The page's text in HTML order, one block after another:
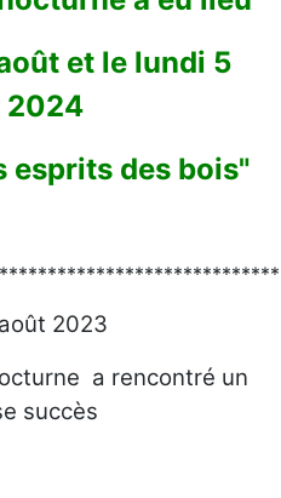
et le lundi 5
2024
esprits des bois"
2023
a rencontré un
succès